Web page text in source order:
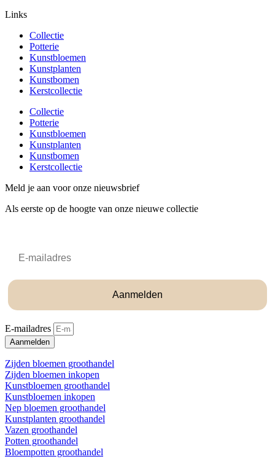
Links
Collectie
Potterie
Kunstbloemen
Kunstplanten
Kunstbomen
Kerstcollectie
Collectie
Potterie
Kunstbloemen
Kunstplanten
Kunstbomen
Kerstcollectie
Meld je aan voor onze nieuwsbrief
Als eerste op de hoogte van onze nieuwe collectie
Aanmelden
E-mailadres
Aanmelden
Zijden bloemen groothandel
Zijden bloemen inkopen
Kunstbloemen groothandel
Kunstbloemen inkopen
Nep bloemen groothandel
Kunstplanten groothandel
Vazen groothandel
Potten groothandel
Bloempotten groothandel